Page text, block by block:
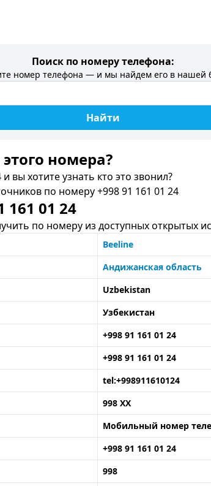
Поиск по номеру телефона:
номер телефона — и мы найдем его в нашей
Найти
номера?
вы хотите узнать кто это звонил?
по номеру +998 91 161 01 24
01 24
по номеру из доступных открытых
Beeline
Андижанская область
Uzbekistan
Узбекистан
+998 91 161 01 24
+998 91 161 01 24
tel:+998911610124
998 XX
Мобильный номер
+998 91 161 01 24
998